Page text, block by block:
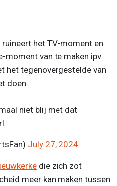
het TV-moment en
moment van te maken ipv
het tegenovergestelde van
doen.
niet blij met dat
July 27, 2024
die zich zot
meer kan maken tussen